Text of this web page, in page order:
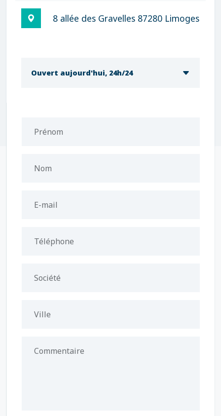
8 allée des Gravelles 87280 Limoges
Ouvert aujourd'hui, 24h/24
Prénom
Nom
E-mail
Téléphone
Société
Ville
Commentaire